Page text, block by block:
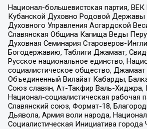
Национал-большевистская партия,
Кубанской Духовно Родовой Державы
Духовного Управления Асгардской
Славянская Община Капища Веды
Духовная Семинария Староверов-
Богодержавию, Таблиги Джамаат,
Русское национальное единство,
социалистическое общество, Джамаат
Объединенный Вилайат Кабарды,
Союз славян, Ат-Такфир Валь-Хиджра,
Национал-социалистическая рабочая
Славянский союз, Формат-18,
Дьявола, Армия воли народа,
Социалистическая Инициатива города